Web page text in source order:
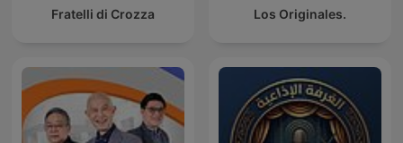
Fratelli di Crozza Los Originales.